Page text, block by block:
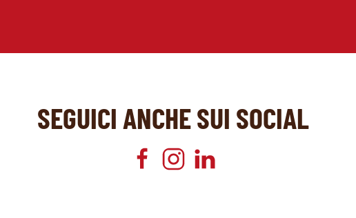
SEGUICI ANCHE SUI SOCIAL